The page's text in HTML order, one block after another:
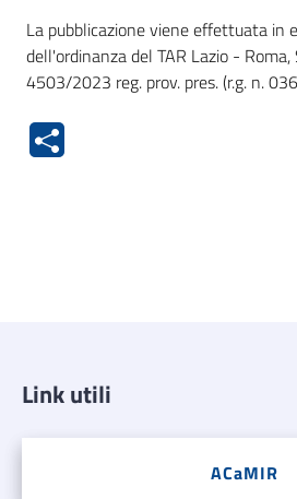
La pubblicazione viene effettuata in
dell'ordinanza del TAR Lazio - Roma,
4503/2023 reg. prov. pres. (r.g. n.
Link utili
ACaMIR